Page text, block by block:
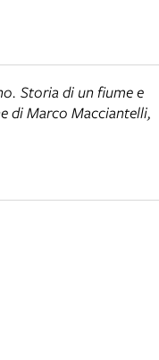
Storia di un fiume e
di Marco Macciantelli,